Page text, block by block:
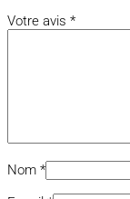
Votre avis *
Nom *